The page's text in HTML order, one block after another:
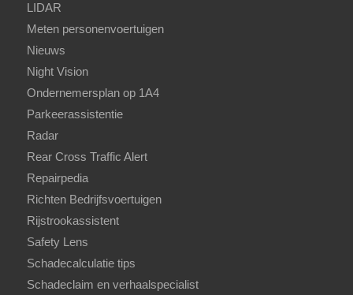
LIDAR
Meten personenvoertuigen
Nieuws
Night Vision
Ondernemersplan op 1A4
Parkeerassistentie
Radar
Rear Cross Traffic Alert
Repairpedia
Richten Bedrijfsvoertuigen
Rijstrookassistent
Safety Lens
Schadecalculatie tips
Schadeclaim en verhaalspecialist